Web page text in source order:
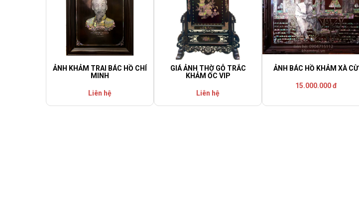
ẢNH KHẢM TRAI BÁC HỒ CHÍ
MINH
Liên hệ
GIÁ ẢNH THỜ GỖ TRẮC
KHẢM ỐC VIP
Liên hệ
ẢNH BÁC HỒ KHẢM XÀ CỪ
15.000.000 đ